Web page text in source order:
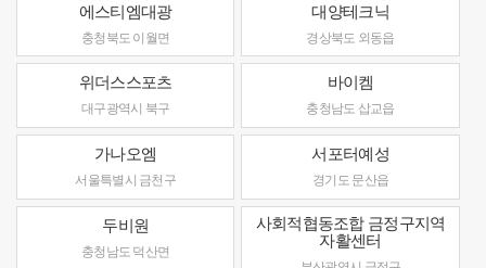
에스티엠대광
충청북도 이월면
대양테크닉
경상북도 외동읍
위더스스포츠
대구광역시 북구
바이켐
충청남도 삽교읍
가나오엠
서울특별시 금천구
서포터예성
경기도 문산읍
두비원
충청남도 덕산면
사회적협동조합 금정구지역
자활센터